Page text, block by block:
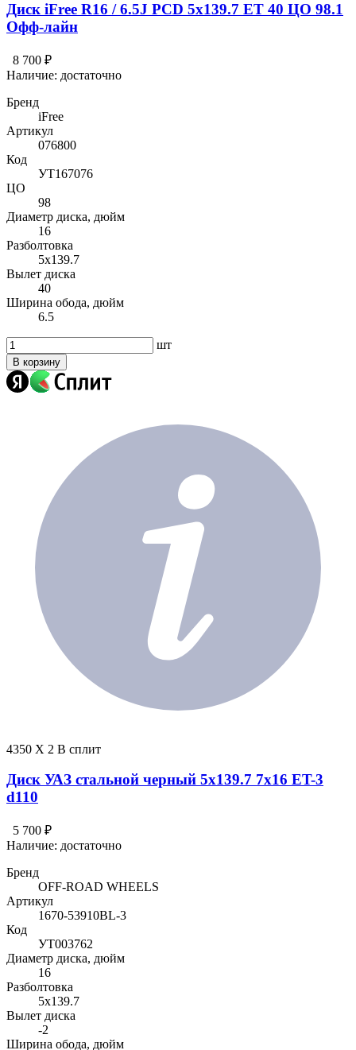
Диск iFree R16 / 6.5J PCD 5x139.7 ЕТ 40 ЦО 98.1
Офф-лайн
8 700 ₽
Наличие: достаточно
Бренд
iFree
Артикул
076800
Код
УТ167076
ЦО
98
Диаметр диска, дюйм
16
Разболтовка
5x139.7
Вылет диска
40
Ширина обода, дюйм
6.5
шт
В корзину
4350 X 2 В сплит
Диск УАЗ стальной черный 5x139.7 7x16 ET-3
d110
5 700 ₽
Наличие: достаточно
Бренд
OFF-ROAD WHEELS
Артикул
1670-53910BL-3
Код
УТ003762
Диаметр диска, дюйм
16
Разболтовка
5x139.7
Вылет диска
-2
Ширина обода, дюйм